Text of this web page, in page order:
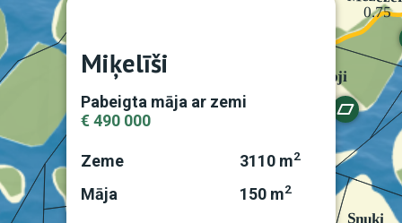
Miķelīši
Pabeigta māja ar zemi
€ 490 000
Zeme 3110 m2
Māja 150 m2